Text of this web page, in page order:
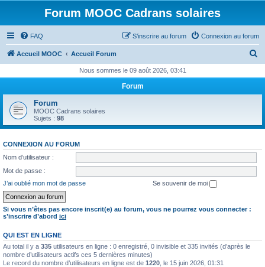
Forum MOOC Cadrans solaires
FAQ Connexion au forum
S’inscrire au forum
Accueil MOOC Accueil Forum
h
r
Nous sommes le 09 août 2026, 03:41
Forum
Forum
MOOC Cadrans solaires
Sujets : 98
CONNEXION AU FORUM
Nom d’utilisateur :
Mot de passe :
J’ai oublié mon mot de passe
Se souvenir de moi
Si vous n’êtes pas encore inscrit(e) au forum, vous ne pourrez vous connecter :
s’inscrire d’abord ici
QUI EST EN LIGNE
Au total il y a 335 utilisateurs en ligne : 0 enregistré, 0 invisible et 335 invités (d’après le
nombre d’utilisateurs actifs ces 5 dernières minutes)
Le record du nombre d’utilisateurs en ligne est de 1220 , le 15 juin 2026, 01:31